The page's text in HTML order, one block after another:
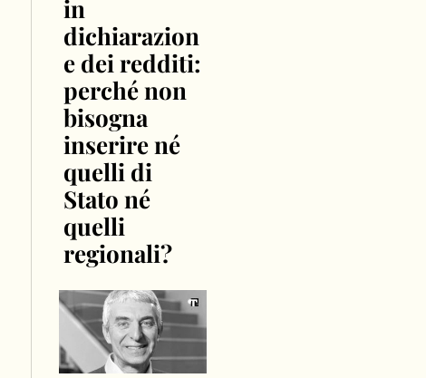
in
dichiarazion
e dei redditi:
perché non
bisogna
inserire né
quelli di
Stato né
quelli
regionali?